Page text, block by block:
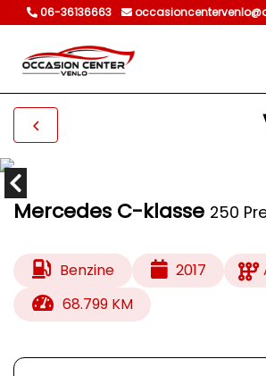
06-36136663
Mercedes C-klasse 250
Benzine 2017
68.799 KM